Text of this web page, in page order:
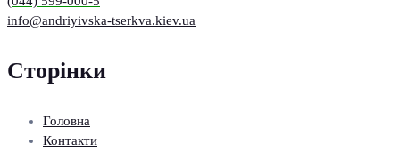
info@andriyivska-tserkva.kiev.ua
Сторінки
Головна
Контакти